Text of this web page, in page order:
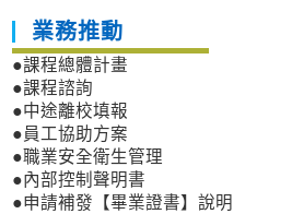
業務推動
●課程總體計畫
●課程諮詢
●中途離校填報
●員工協助方案
●職業安全衛生管理
●內部控制聲明書
●申請補發【畢業證書】說明